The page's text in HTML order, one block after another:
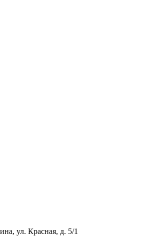
ул. Красная, д. 5/1